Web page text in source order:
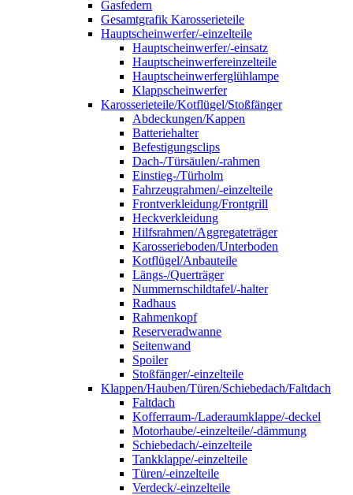
Gasfedern
Gesamtgrafik Karosserieteile
Hauptscheinwerfer/-einzelteile
Hauptscheinwerfer/-einsatz
Hauptscheinwerfereinzelteile
Hauptscheinwerferglühlampe
Klappscheinwerfer
Karosserieteile/Kotflügel/Stoßfänger
Abdeckungen/Kappen
Batteriehalter
Befestigungsclips
Dach-/Türsäulen/-rahmen
Einstieg-/Türholm
Fahrzeugrahmen/-einzelteile
Frontverkleidung/Frontgrill
Heckverkleidung
Hilfsrahmen/Aggregateträger
Karosserieboden/Unterboden
Kotflügel/Anbauteile
Längs-/Querträger
Nummernschildtafel/-halter
Radhaus
Rahmenkopf
Reserveradwanne
Seitenwand
Spoiler
Stoßfänger/-einzelteile
Klappen/Hauben/Türen/Schiebedach/Faltdach
Faltdach
Kofferraum-/Laderaumklappe/-deckel
Motorhaube/-einzelteile/-dämmung
Schiebedach/-einzelteile
Tankklappe/-einzelteile
Türen/-einzelteile
Verdeck/-einzelteile